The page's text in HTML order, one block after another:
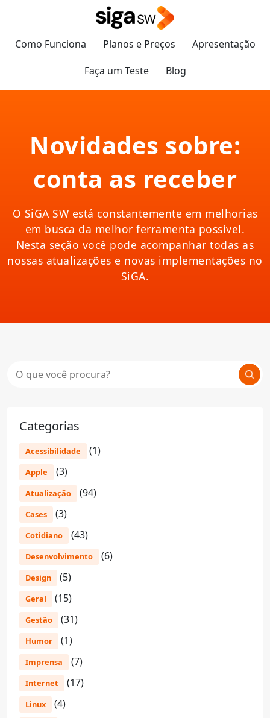
Como Funciona Planos e Preços
Apresentação
Faça um Teste
Blog
Novidades sobre:
conta as receber
O SiGA SW está constantemente em melhorias
em busca da melhor ferramenta possível.
Nesta seção você pode acompanhar todas as
nossas atualizações e novas implementações no
SiGA.
Categorias
Acessibilidade (1)
Apple (3)
Atualização (94)
Cases (3)
Cotidiano (43)
Desenvolvimento (6)
Design (5)
Geral (15)
Gestão (31)
Humor (1)
Imprensa (7)
Internet (17)
Linux (4)